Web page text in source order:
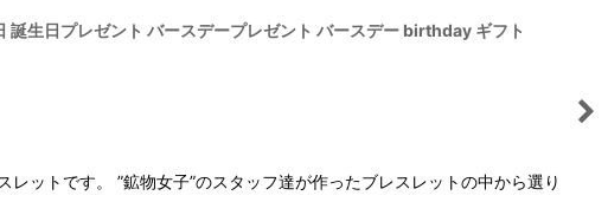
生日プレゼント バースデープレゼント バースデー birthday ギフト
トです。 ”鉱物女子”のスタッフ達が作ったブレスレットの中から選り